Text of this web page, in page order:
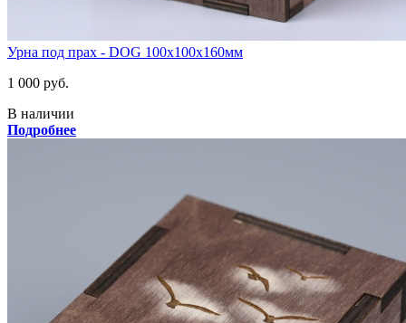
Урна под прах - DOG 100х100х160мм
1 000 руб.
В наличии
Подробнее